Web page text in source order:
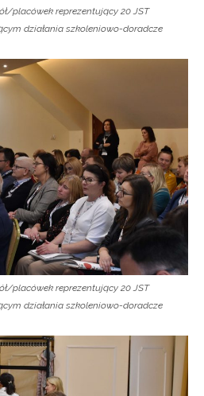
placówek reprezentujący 20 JST
działania szkoleniowo-doradcze
placówek reprezentujący 20 JST
działania szkoleniowo-doradcze